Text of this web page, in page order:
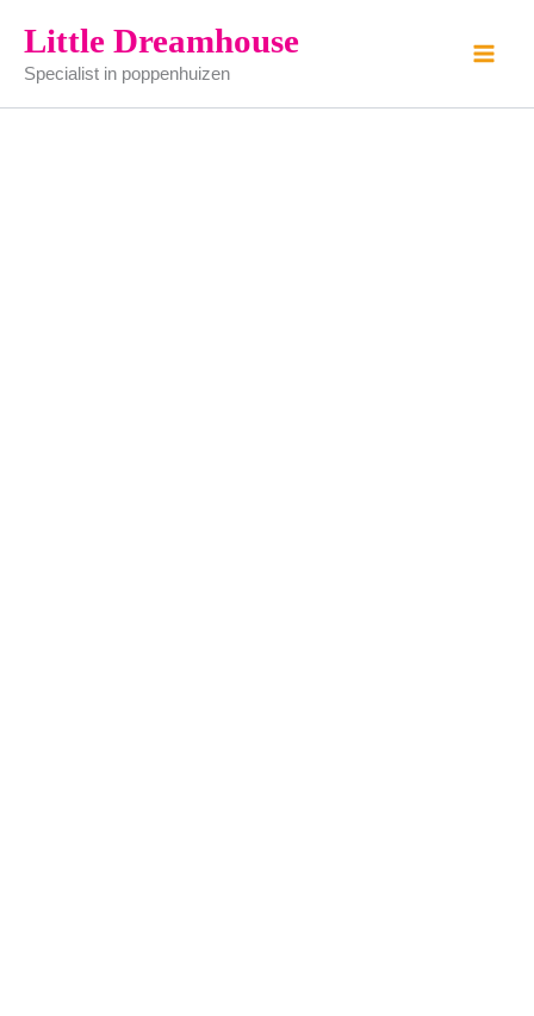
naar
inhoud
Little Dreamhouse
Specialist in poppenhuizen
aantal